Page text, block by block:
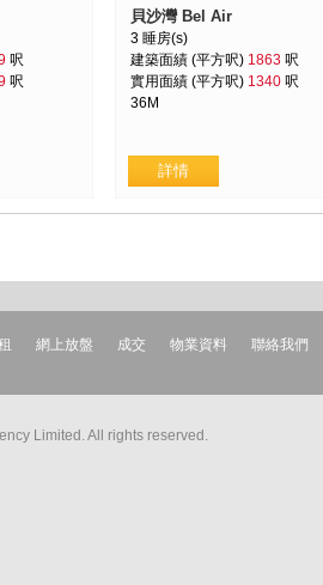
呎
呎
貝沙灣 Bel Air
3 睡房(s)
建築面績 (平方呎) 1863 呎
實用面績 (平方呎) 1340 呎
36M
網上放盤 成交 物業資料 聯絡我們
Limited. All rights reserved.